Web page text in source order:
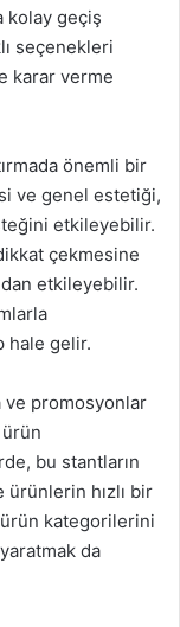
kolay geçiş
seçenekleri
karar verme
önemli bir
ve genel estetiği,
etkileyebilir.
çekmesine
etkileyebilir.
hale gelir.
ve promosyonlar
bu stantların
ürünlerin hızlı bir
ürün kategorilerini
da